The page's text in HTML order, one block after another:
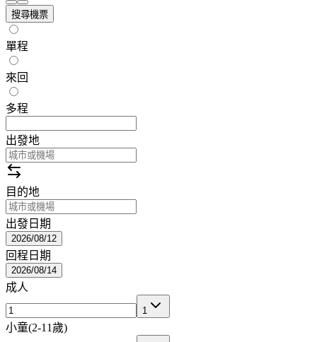
搜尋機票
單程
來回
多程
出發地
目的地
出發日期
2026/08/12
回程日期
2026/08/14
成人
1
小童(2-11歲)